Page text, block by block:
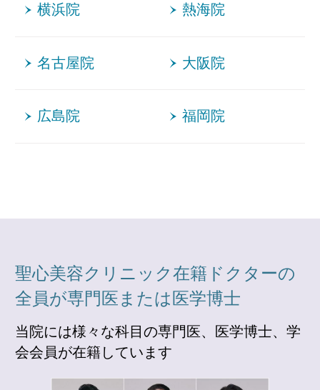
横浜院 熱海院
名古屋院 大阪院
広島院 福岡院
聖心美容クリニック在籍ドクターの
全員が専門医または医学博士
当院には様々な科目の専門医、医学博士、学
会会員が在籍しています